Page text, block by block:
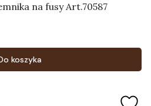
na fusy Art.70587
koszyka